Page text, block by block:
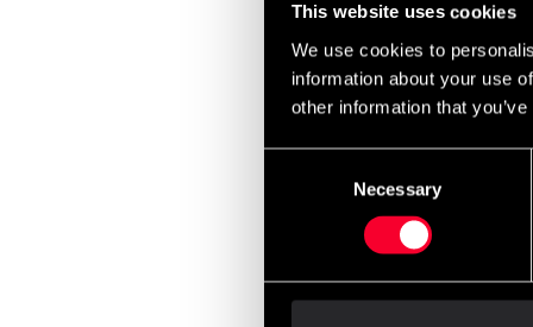
This website uses cookies
We use cookies to
information about your use
other information that
Necessary
din
antal
regelmæssigt,
Powerbands
elastiske